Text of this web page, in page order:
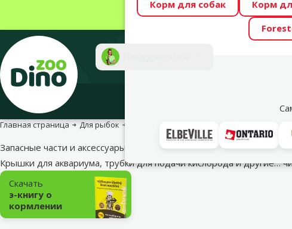
Весь месяц Dino Zoo
Фотоконкурс “GADA
Корм для собак Корм
Главная страница Для рыбок Аквариумное оборудование и запасные
Запасные части и аксессуары
Крышки для аквариума, трубки для подачи кислорода и другие…
Подкатегория
Скачать
э-книгу о
кормлении